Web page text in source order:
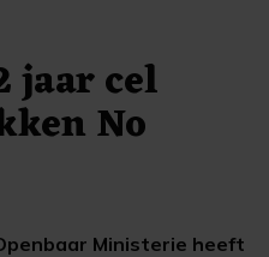
jaar cel
No
Ministerie heeft